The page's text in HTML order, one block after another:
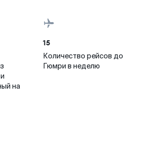
на
15
Количество рейсов до
Гюмри в неделю